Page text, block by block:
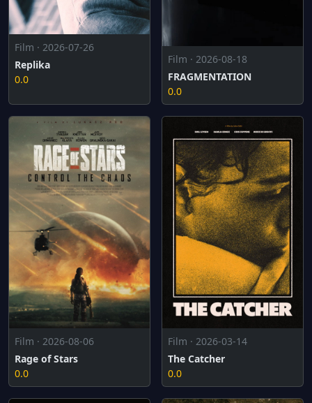
Film · 2026-07-26
Replika
0.0
Film · 2026-08-18
FRAGMENTATION
0.0
Film · 2026-08-06
Rage of Stars
0.0
Film · 2026-03-14
The Catcher
0.0